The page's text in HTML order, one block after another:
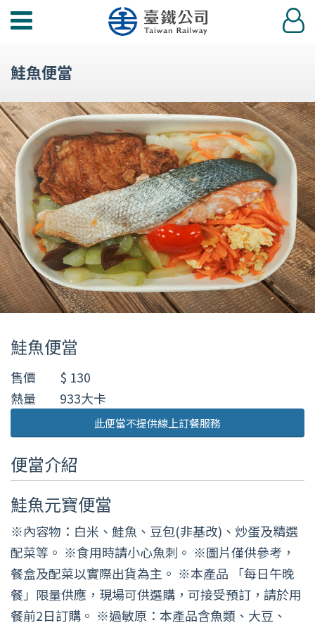
功
單
登
入
鮭魚便當
鮭魚便當
售價
$ 130
熱量
933大卡
此便當不提供線上訂餐服務
便當介紹
鮭魚元寶便當
※內容物：白米、鮭魚、豆包(非基改)、炒蛋及精選
配菜等。 ※食用時請小心魚刺。 ※圖片僅供參考，
餐盒及配菜以實際出貨為主。 ※本產品 「每日午晚
餐」限量供應，現場可供選購，可接受預訂，請於用
餐前2日訂購。 ※過敏原：本產品含魚類、大豆、